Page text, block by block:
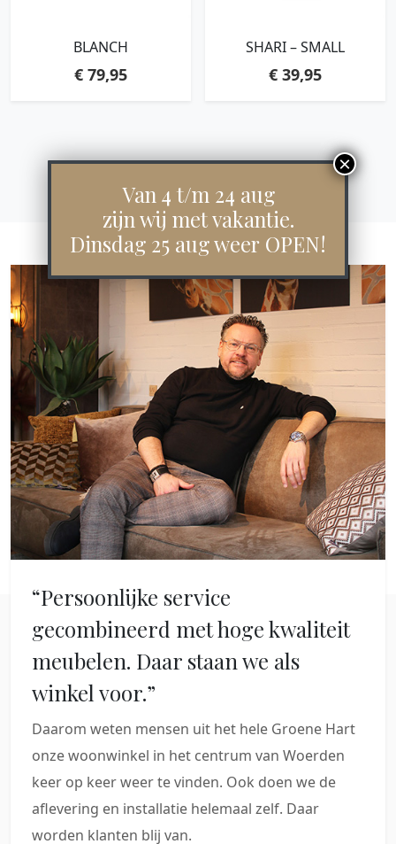
BLANCH
€79,95
SHARI – SMALL
€ 39,95
“Persoonlijke service
gecombineerd met hoge kwaliteit
meubelen. Daar staan we als
winkel voor.”
Daarom weten mensen uit het hele Groene Hart
onze woonwinkel in het centrum van Woerden
keer op keer weer te vinden. Ook doen we de
aflevering en installatie helemaal zelf. Daar
worden klanten blij van.
Van 4 t/m 24 aug
zijn wij met vakantie.
Dinsdag 25 aug weer OPEN!